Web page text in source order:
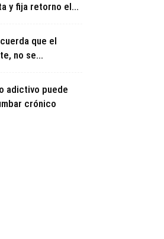
y fija retorno el...
que el
no se...
adictivo puede
crónico